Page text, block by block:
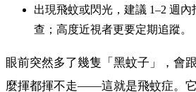
出現飛蚊或閃光，建議 1–2 週
查；高度近視者更要定期追蹤。
眼前突然多了幾隻「黑蚊子」，會
麼揮都揮不走——這就是飛蚊症。它